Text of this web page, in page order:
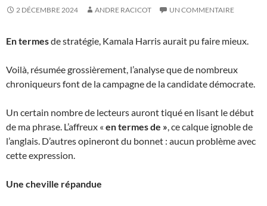
2 DÉCEMBRE 2024 ANDRE RACICOT UN COMMENTAIRE
En termesde stratégie, Kamala Harris aurait pu faire mieux.
Voilà, résumée grossièrement, l’analyse que de nombreux
chroniqueurs font de la campagne de la candidate démocrate.
Un certain nombre de lecteurs auront tiqué en lisant le début
de ma phrase. L’affreux « en termes de », ce calque ignoble de
l’anglais. D’autres opineront du bonnet : aucun problème avec
cette expression.
Une cheville répandue